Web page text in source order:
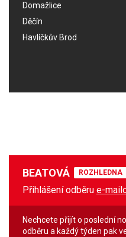
Domažlice
Děčín
Havlíčkův Brod
BEATOVÁ ROZHLEDNA
Přihlášení odběru e-
Nechcete přijít o poslední
odběru a každý týden pak